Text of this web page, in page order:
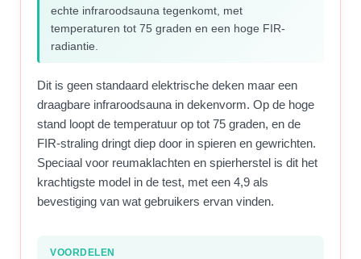
echte infraroodsauna tegenkomt, met
temperaturen tot 75 graden en een hoge FIR-
radiantie.
Dit is geen standaard elektrische deken maar een
draagbare infraroodsauna in dekenvorm. Op de hoge
stand loopt de temperatuur op tot 75 graden, en de
FIR-straling dringt diep door in spieren en gewrichten.
Speciaal voor reumaklachten en spierherstel is dit het
krachtigste model in de test, met een 4,9 als
bevestiging van wat gebruikers ervan vinden.
VOORDELEN